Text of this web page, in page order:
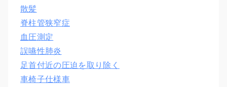
散髪
脊柱管狭窄症
血圧測定
誤嚥性肺炎
足首付近の圧迫を取り除く
車椅子仕様車